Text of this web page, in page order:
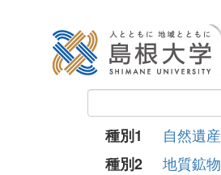
種別1 自然遺産
種別2 地質鉱物